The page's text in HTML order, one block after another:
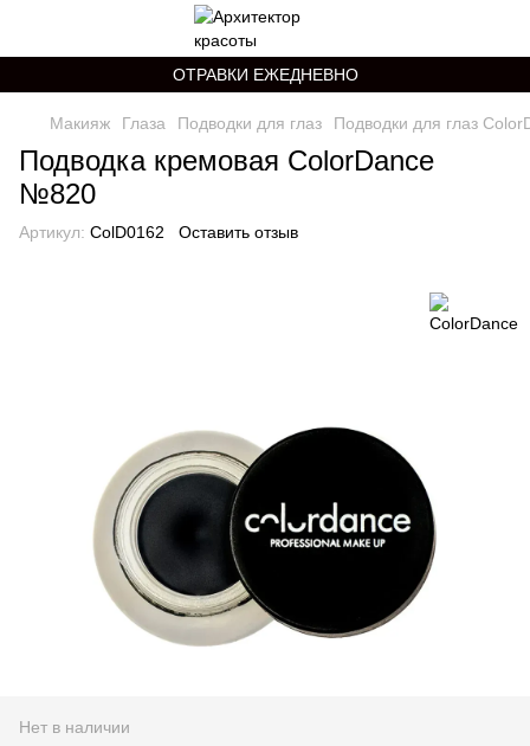
ОТРАВКИ ЕЖЕДНЕВНО
Макияж Глаза Подводки для глаз Подводки для глаз
Подводка кремовая ColorDance
№820
Артикул: ColD0162 Оставить отзыв
Нет в наличии